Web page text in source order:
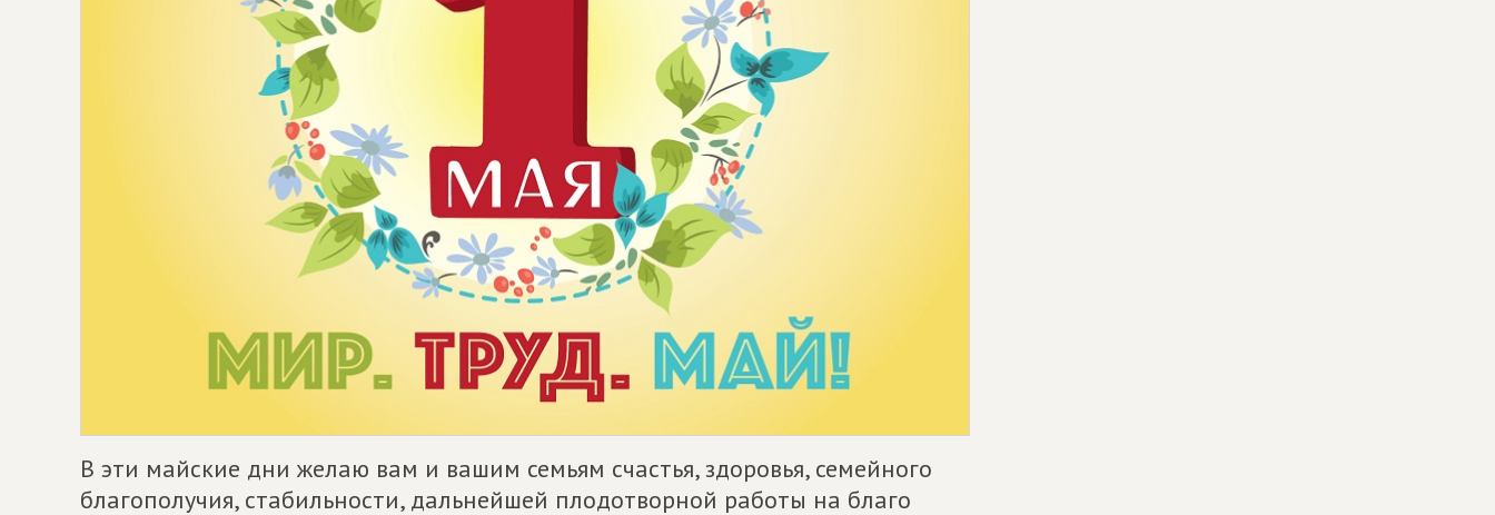
В эти майские дни желаю вам и вашим семьям счастья, здоровья, семейного
благополучия, стабильности, дальнейшей плодотворной работы на благо